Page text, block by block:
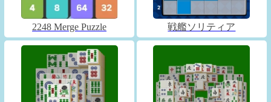
2248 Merge Puzzle 戦艦ソリティア